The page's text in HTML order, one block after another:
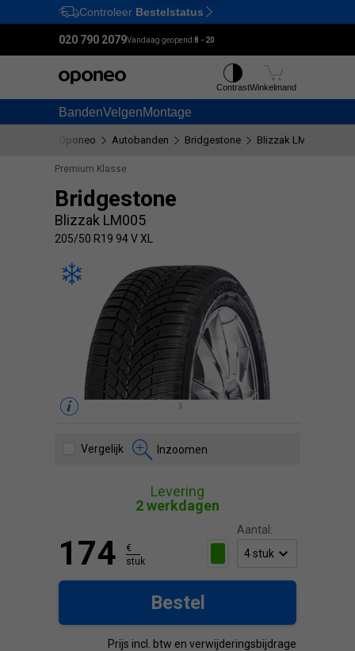
Ctrl M
Controleer Bestelstatus
020 790 2079Vandaag geopend:8 - 20
BandenVelgenMontage
ContrastWinkelmand
Oponeo Autobanden Bridgestone Blizzak LM005
Premium Klasse
Bridgestone
Blizzak LM005
205/50 R19 94 V XL
Vergelijk Inzoomen
Levering
2 werkdagen
Aantal:
174
€
stuk
Bestel
Prijs incl. btw en verwijderingsbijdrage